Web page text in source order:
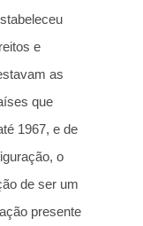
e
as
que
1967, e de
o
de ser um
presente